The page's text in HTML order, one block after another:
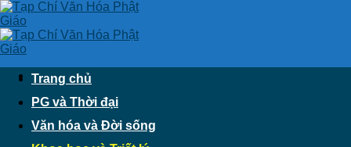
Skip
to
content
Trang chủ
PG và Thời đại
Văn hóa và Đời sống